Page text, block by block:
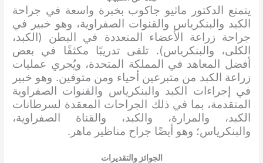
يتمتع الدكتور ماثيو جاكوب بخبرة واسعة في جراحة
الكبد والبنكرياس والقنوات الصفراوية، وهو خبير في
جراحة زراعة الأعضاء المتعددة في البطن (الكبد،
الكلى، والبنكرياس). تلقى تدريبًا مكثفًا في بعض
أفضل المعاهد في المملكة المتحدة، ويُجري عمليات
زراعة الكبد من متبرعين أحياء ومن متوفين. وهو خبير
في إجراءات الكبد والبنكرياس والقنوات الصفراوية
المتقدمة، بما في ذلك الجراحات المعقدة لسرطانات
الكبد، والمرارة، والكبد، والقناة الصفراوية،
والبنكرياس؛ وهو أيضًا جراح مناظير ماهر.
الجوائز والتقديرات